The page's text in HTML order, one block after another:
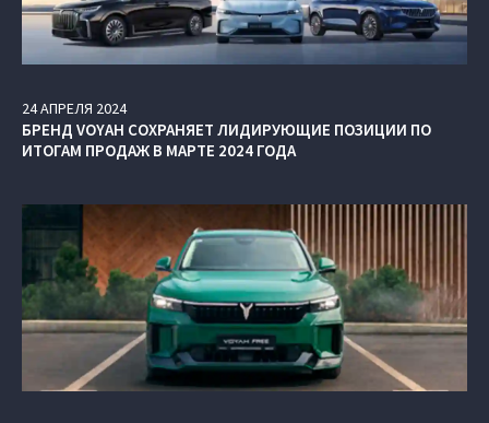
24АПРЕЛЯ 2024
БРЕНД VOYAH СОХРАНЯЕТ ЛИДИРУЮЩИЕ ПОЗИЦИИ ПО
ИТОГАМ ПРОДАЖ В МАРТЕ 2024 ГОДА